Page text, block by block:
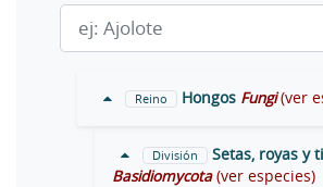
Reino Hongos Fungi (ver
División
Setas, royas y
Basidiomycota (ver especies)